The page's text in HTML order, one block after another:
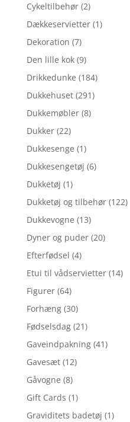
Cykeltilbehør (2)
Dækkeservietter (1)
Dekoration (7)
Den lille kok (9)
Drikkedunke (184)
Dukkehuset (291)
Dukkemøbler (8)
Dukker (22)
Dukkesenge (1)
Dukkesengetøj (6)
Dukketøj (1)
Dukketøj og tilbehør (122)
Dukkevogne (13)
Dyner og puder (20)
Efterfødsel (4)
Etui til vådservietter (14)
Figurer (64)
Forhæng (30)
Fødselsdag (21)
Gaveindpakning (41)
Gavesæt (12)
Gåvogne (8)
Gift Cards (1)
Graviditets badetøj (1)